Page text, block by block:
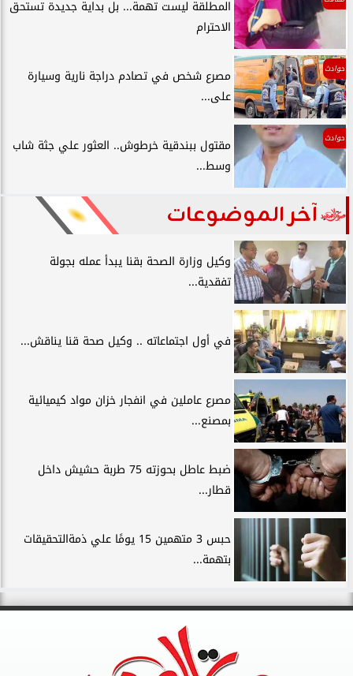
المطلقة ليست تهمة... بل بداية جديدة تستحق
الاحترام
حوادث
مصرع شخص في تصادم دراجة نارية وسيارة
على...
حوادث
مقتول ببندقية خرطوش.. العثور علي جثة شاب
وسط...
آخر الموضوعات
وكيل وزارة الصحة بقنا يبدأ عمله بجولة
تفقدية...
في أول اجتماعاته .. وكيل صحة قنا يناقش...
مصرع عاملين في انفجار خزان مواد كيميائية
بمصنع...
ضبط عاطل بحوزته 75 طربة حشيش داخل
قطار...
حبس 3 متهمين 15 يومًا علي ذمةالتحقيقات
بتهمة...